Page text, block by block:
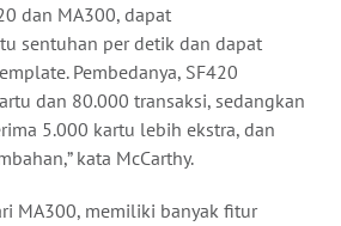
dan MA300, dapat
sentuhan per detik dan dapat
Pembedanya, SF420
dan 80.000 transaksi, sedangkan
5.000 kartu lebih ekstra, dan
kata McCarthy.
MA300, memiliki banyak fitur